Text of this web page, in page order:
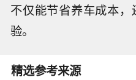
不仅能节省养车成本
验。
精选参考来源